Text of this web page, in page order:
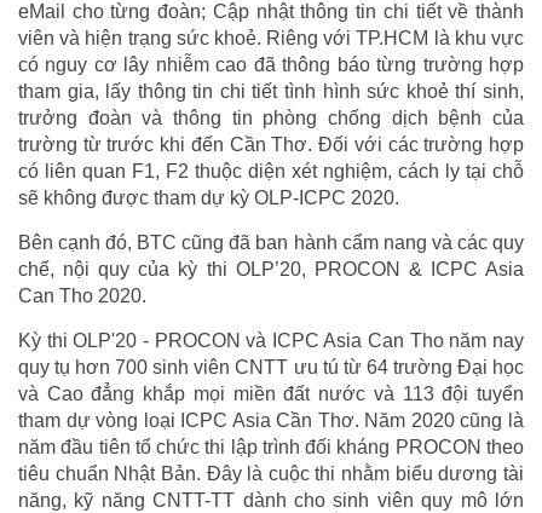
eMail cho từng đoàn; Cập nhật thông tin chi tiết về thành
viên và hiện trạng sức khoẻ. Riêng với TP.HCM là khu vực
có nguy cơ lây nhiễm cao đã thông báo từng trường hợp
tham gia, lấy thông tin chi tiết tình hình sức khoẻ thí sinh,
trưởng đoàn và thông tin phòng chống dịch bệnh của
trường từ trước khi đến Cần Thơ. Đối với các trường hợp
có liên quan F1, F2 thuộc diện xét nghiệm, cách ly tại chỗ
sẽ không được tham dự kỳ OLP-ICPC 2020.
Bên cạnh đó, BTC cũng đã ban hành cẩm nang và các quy
chế, nội quy của kỳ thi OLP’20, PROCON & ICPC Asia
Can Tho 2020.
Kỳ thi OLP'20 - PROCON và ICPC Asia Can Tho năm nay
quy tụ hơn 700 sinh viên CNTT ưu tú từ 64 trường Đại học
và Cao đẳng khắp mọi miền đất nước và 113 đội tuyển
tham dự vòng loại ICPC Asia Cần Thơ. Năm 2020 cũng là
năm đầu tiên tổ chức thi lập trình đối kháng PROCON theo
tiêu chuẩn Nhật Bản. Đây là cuộc thi nhằm biểu dương tài
năng, kỹ năng CNTT-TT dành cho sinh viên quy mô lớn